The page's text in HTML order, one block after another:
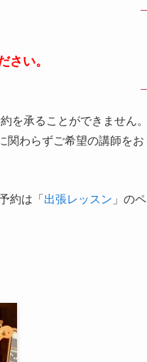
さい。
を承ることができません。
関わらずご希望の講師をお
約は「 出張レッスン 」のペ